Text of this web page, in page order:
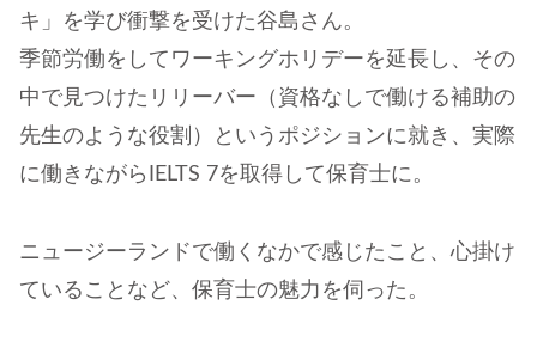
キ」を学び衝撃を受けた谷島さん。
季節労働をしてワーキングホリデーを延長し、その
中で見つけたリリーバー（資格なしで働ける補助の
先生のような役割）というポジションに就き、実際
に働きながらIELTS 7を取得して保育士に。
ニュージーランドで働くなかで感じたこと、心掛け
ていることなど、保育士の魅力を伺った。